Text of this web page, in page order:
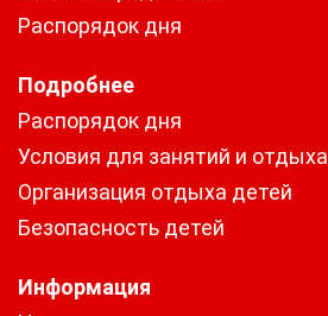
Распорядок дня
Подробнее
Распорядок дня
Условия для занятий и отдыха
Организация отдыха детей
Безопасность детей
Информация